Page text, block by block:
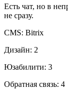
Есть чат, но в
не сразу.
CMS: Bitrix
Дизайн: 2
Юзабилити: 3
Обратная связь: 4